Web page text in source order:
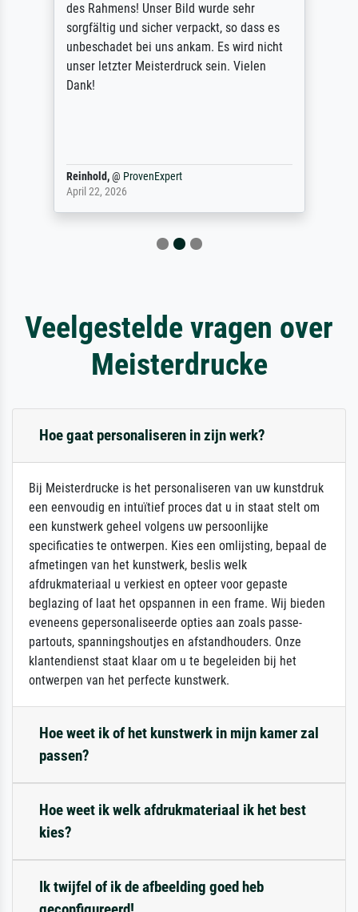
des Rahmens! Unser Bild wurde sehr
sorgfältig und sicher verpackt, so dass es
unbeschadet bei uns ankam. Es wird nicht
unser letzter Meisterdruck sein. Vielen
Dank!
Reinhold,@ ProvenExpert
April 22, 2026
Veelgestelde vragen over
Meisterdrucke
Hoe gaat personaliseren in zijn werk?
Bij Meisterdrucke is het personaliseren van uw kunstdruk
een eenvoudig en intuïtief proces dat u in staat stelt om
een kunstwerk geheel volgens uw persoonlijke
specificaties te ontwerpen. Kies een omlijsting, bepaal de
afmetingen van het kunstwerk, beslis welk
afdrukmateriaal u verkiest en opteer voor gepaste
beglazing of laat het opspannen in een frame. Wij bieden
eveneens gepersonaliseerde opties aan zoals passe-
partouts, spanningshoutjes en afstandhouders. Onze
klantendienst staat klaar om u te begeleiden bij het
ontwerpen van het perfecte kunstwerk.
Hoe weet ik of het kunstwerk in mijn kamer zal
passen?
Hoe weet ik welk afdrukmateriaal ik het best
kies?
Ik twijfel of ik de afbeelding goed heb